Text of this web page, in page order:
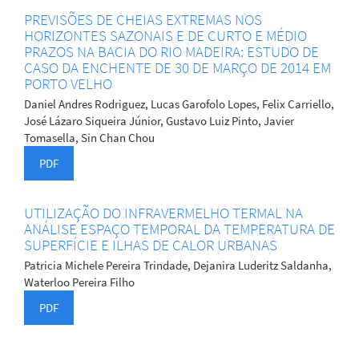
PREVISÕES DE CHEIAS EXTREMAS NOS
HORIZONTES SAZONAIS E DE CURTO E MÉDIO
PRAZOS NA BACIA DO RIO MADEIRA: ESTUDO DE
CASO DA ENCHENTE DE 30 DE MARÇO DE 2014 EM
PORTO VELHO
Daniel Andres Rodriguez, Lucas Garofolo Lopes, Felix Carriello,
José Lázaro Siqueira Júnior, Gustavo Luiz Pinto, Javier
Tomasella, Sin Chan Chou
PDF
UTILIZAÇÃO DO INFRAVERMELHO TERMAL NA
ANÁLISE ESPAÇO TEMPORAL DA TEMPERATURA DE
SUPERFÍCIE E ILHAS DE CALOR URBANAS
Patricia Michele Pereira Trindade, Dejanira Luderitz Saldanha,
Waterloo Pereira Filho
PDF